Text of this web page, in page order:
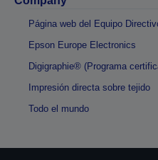
Página web del Equipo
Epson Europe Electronics
Digigraphie® (Programa
Impresión directa sobre tejido
Todo el mundo